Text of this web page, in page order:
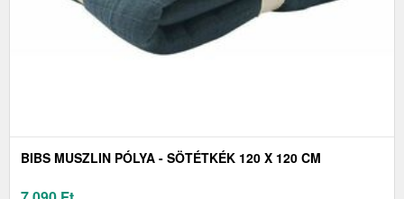
BIBS MUSZLIN PÓLYA - SÖTÉTKÉK 120 X 120 CM